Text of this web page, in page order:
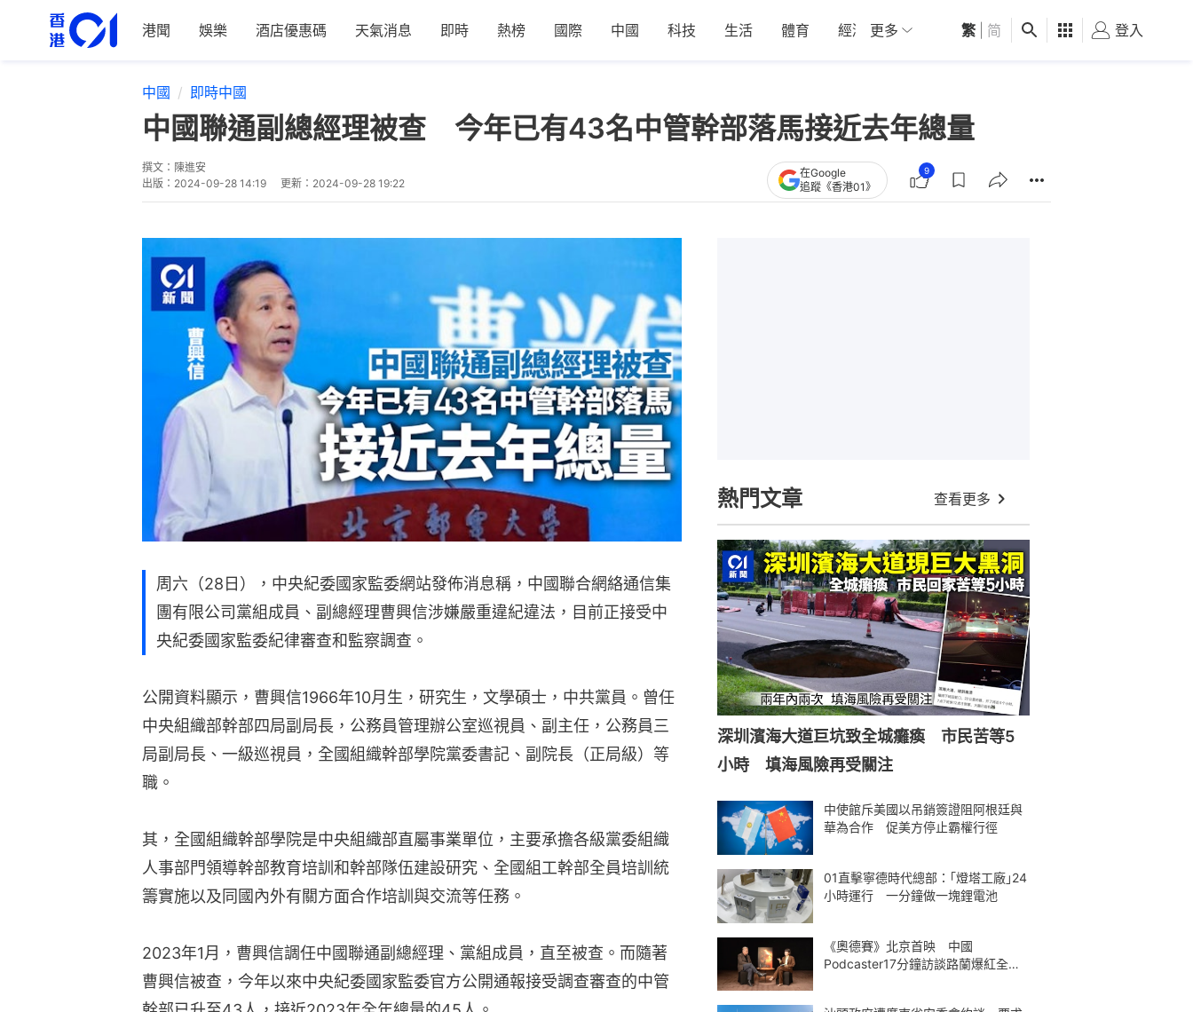
港聞 娛樂 酒店優惠碼 天氣消息 即時 熱榜 國際 中國 科技 生活 體育 經濟 01深圳 觀點 健康 好食玩飛
更多 繁 简 登入
中國 即時中國
中國聯通副總經理被查 今年已有43名中管幹部落馬接近去年總量
撰文： 陳進安
出版： 2024-09-28 14:19 更新： 2024-09-28 19:22
在Google
追蹤《香港01》
9
周六（28日），中央紀委國家監委網站發佈消息稱，中國聯合網絡通信集
團有限公司黨組成員、副總經理曹興信涉嫌嚴重違紀違法，目前正接受中
央紀委國家監委紀律審查和監察調查。
公開資料顯示，曹興信1966年10月生，研究生，文學碩士，中共黨員。曾任
中央組織部幹部四局副局長，公務員管理辦公室巡視員、副主任，公務員三
局副局長、一級巡視員，全國組織幹部學院黨委書記、副院長（正局級）等
職。
其，全國組織幹部學院是中央組織部直屬事業單位，主要承擔各級黨委組織
人事部門領導幹部教育培訓和幹部隊伍建設研究、全國組工幹部全員培訓統
籌實施以及同國內外有關方面合作培訓與交流等任務。
2023年1月，曹興信調任中國聯通副總經理、黨組成員，直至被查。而隨著
曹興信被查，今年以來中央紀委國家監委官方公開通報接受調查審查的中管
熱門文章 查看更多
深圳濱海大道巨坑致全城癱瘓 市民苦等5
小時 填海風險再受關注
中使館斥美國以吊銷簽證阻阿根廷與
華為合作 促美方停止霸權行徑
01直擊寧德時代總部：｢燈塔工廠｣24
小時運行 一分鐘做一塊鋰電池
《奧德賽》北京首映 中國
Podcaster17分鐘訪談路蘭爆紅全球